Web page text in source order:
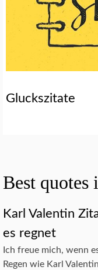
Gluckszitate
Best
Karl Valentin
es regnet
Ich freue mich, wenn
Regen wie Karl